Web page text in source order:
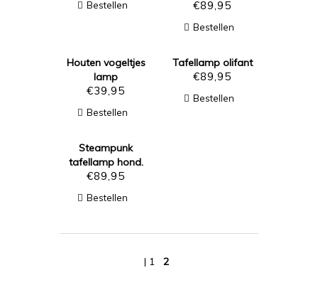
Bestellen €89,95
Bestellen
Houten vogeltjes
lamp
€39,95
Bestellen
Tafellamp olifant
€89,95
Bestellen
Steampunk
tafellamp hond.
€89,95
Bestellen
| 1 2